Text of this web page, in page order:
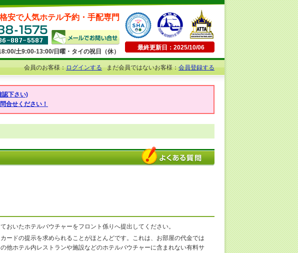
安で人気ホテル予約・手配専門
土9:00-13:00/日曜・タイの祝日（休）
最終更新日：2025/10/06
会員のお客様：ログインするまだ会員ではないお客様：会員登録する
認下さい)
合せください！
いたホテルバウチャーをフロント係りへ提出してください。
ードの提示を求められることがほとんどです。これは、お部屋の代金では
他ホテル内レストランや施設などのホテルバウチャーに含まれない有料サ